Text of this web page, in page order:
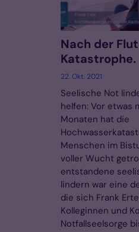
Nach der
Katastrophe.
22. Okt. 2021
Seelische Not
helfen: Vor etwas
Monaten hat die
Menschen im
voller Wucht
entstandene
lindern war eine
die sich Frank
Kolleginnen und
Notfallseelsorge